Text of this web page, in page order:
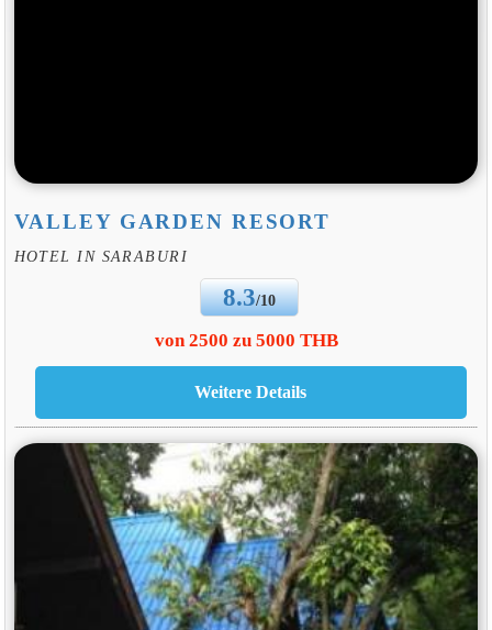
VALLEY GARDEN RESORT
HOTEL IN SARABURI
8.3/10
von 2500 zu 5000 THB